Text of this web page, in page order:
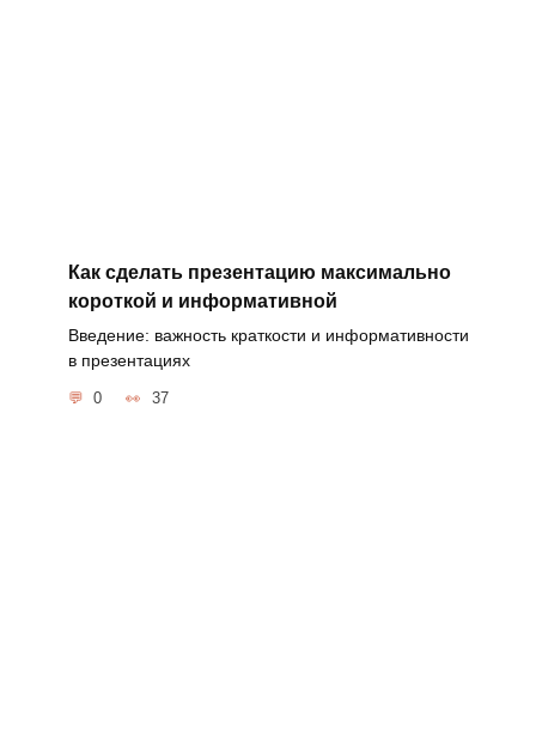
Как сделать презентацию максимально
короткой и информативной
Введение: важность краткости и информативности
в презентациях
0 37